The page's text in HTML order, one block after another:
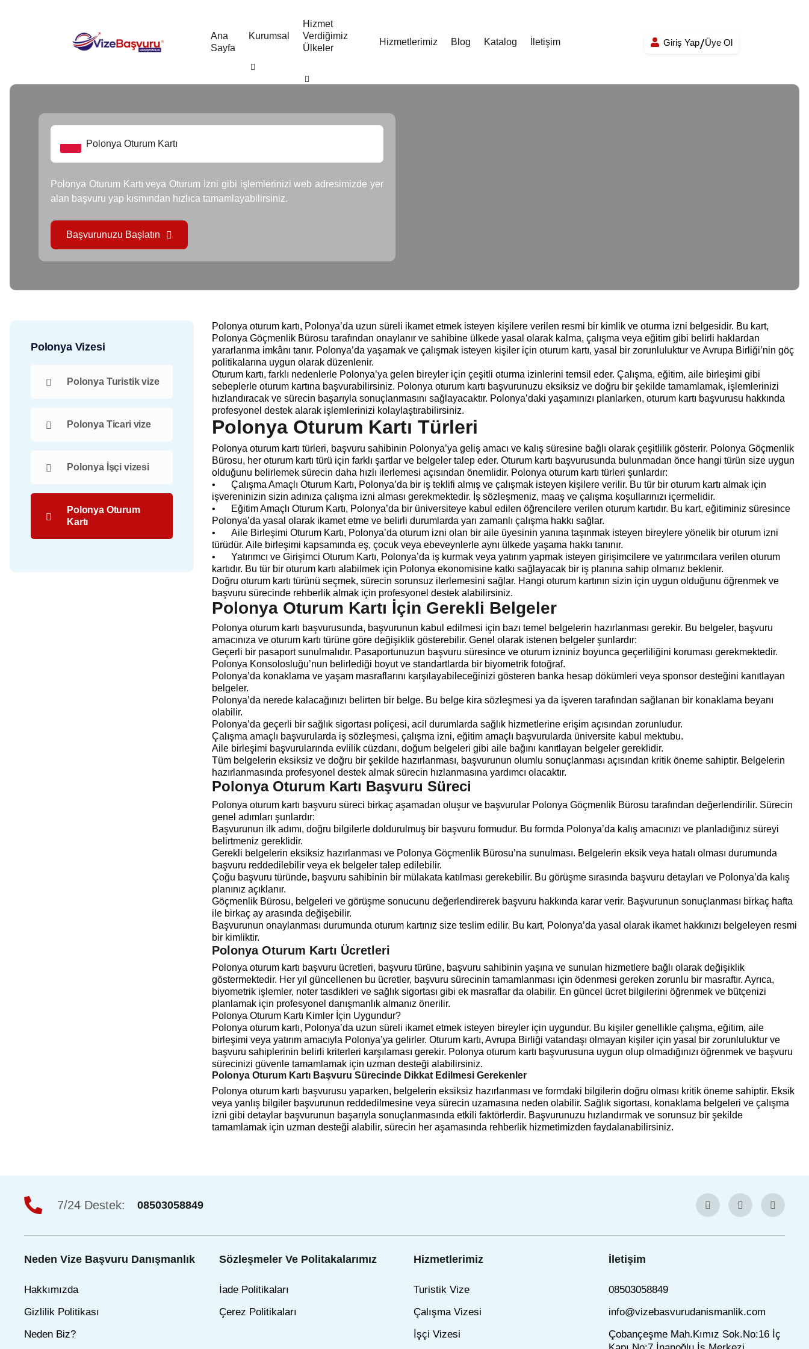
Ana
Sayfa
Kurumsal
Hizmet
Verdiğimiz
Ülkeler
Hizmetlerimiz Blog Katalog İletişim Giriş Yap Üye Ol
Polonya Oturum Kartı
Polonya Oturum Kartı veya Oturum İzni gibi işlemlerinizi web adresimizde yer
alan başvuru yap kısmından hızlıca tamamlayabilirsiniz.
Başvurunuzu Başlatın
Polonya Vizesi
Polonya Turistik vize
Polonya Ticari vize
Polonya İşçi vizesi
Polonya Oturum
Kartı
Polonya oturum kartı, Polonya’da uzun süreli ikamet etmek isteyen kişilere verilen resmi bir kimlik ve oturma izni belgesidir. Bu kart,
Polonya Göçmenlik Bürosu tarafından onaylanır ve sahibine ülkede yasal olarak kalma, çalışma veya eğitim gibi belirli haklardan
yararlanma imkânı tanır. Polonya’da yaşamak ve çalışmak isteyen kişiler için oturum kartı, yasal bir zorunluluktur ve Avrupa Birliği’nin göç
politikalarına uygun olarak düzenlenir.
Oturum kartı, farklı nedenlerle Polonya’ya gelen bireyler için çeşitli oturma izinlerini temsil eder. Çalışma, eğitim, aile birleşimi gibi
sebeplerle oturum kartına başvurabilirsiniz. Polonya oturum kartı başvurunuzu eksiksiz ve doğru bir şekilde tamamlamak, işlemlerinizi
hızlandıracak ve sürecin başarıyla sonuçlanmasını sağlayacaktır. Polonya’daki yaşamınızı planlarken, oturum kartı başvurusu hakkında
profesyonel destek alarak işlemlerinizi kolaylaştırabilirsiniz.
Polonya Oturum Kartı Türleri
Polonya oturum kartı türleri, başvuru sahibinin Polonya’ya geliş amacı ve kalış süresine bağlı olarak çeşitlilik gösterir. Polonya Göçmenlik
Bürosu, her oturum kartı türü için farklı şartlar ve belgeler talep eder. Oturum kartı başvurusunda bulunmadan önce hangi türün size uygun
olduğunu belirlemek sürecin daha hızlı ilerlemesi açısından önemlidir. Polonya oturum kartı türleri şunlardır:
•
Çalışma Amaçlı Oturum Kartı, Polonya’da bir iş teklifi almış ve çalışmak isteyen kişilere verilir. Bu tür bir oturum kartı almak için
işvereninizin sizin adınıza çalışma izni alması gerekmektedir. İş sözleşmeniz, maaş ve çalışma koşullarınızı içermelidir.
•
Eğitim Amaçlı Oturum Kartı, Polonya’da bir üniversiteye kabul edilen öğrencilere verilen oturum kartıdır. Bu kart, eğitiminiz süresince
Polonya’da yasal olarak ikamet etme ve belirli durumlarda yarı zamanlı çalışma hakkı sağlar.
•
Aile Birleşimi Oturum Kartı, Polonya’da oturum izni olan bir aile üyesinin yanına taşınmak isteyen bireylere yönelik bir oturum izni
türüdür. Aile birleşimi kapsamında eş, çocuk veya ebeveynlerle aynı ülkede yaşama hakkı tanınır.
•
Yatırımcı ve Girişimci Oturum Kartı, Polonya’da iş kurmak veya yatırım yapmak isteyen girişimcilere ve yatırımcılara verilen oturum
kartıdır. Bu tür bir oturum kartı alabilmek için Polonya ekonomisine katkı sağlayacak bir iş planına sahip olmanız beklenir.
Doğru oturum kartı türünü seçmek, sürecin sorunsuz ilerlemesini sağlar. Hangi oturum kartının sizin için uygun olduğunu öğrenmek ve
başvuru sürecinde rehberlik almak için profesyonel destek alabilirsiniz.
Polonya Oturum Kartı İçin Gerekli Belgeler
Polonya oturum kartı başvurusunda, başvurunun kabul edilmesi için bazı temel belgelerin hazırlanması gerekir. Bu belgeler, başvuru
amacınıza ve oturum kartı türüne göre değişiklik gösterebilir. Genel olarak istenen belgeler şunlardır:
Geçerli bir pasaport sunulmalıdır. Pasaportunuzun başvuru süresince ve oturum izniniz boyunca geçerliliğini koruması gerekmektedir.
Polonya Konsolosluğu’nun belirlediği boyut ve standartlarda bir biyometrik fotoğraf.
Polonya’da konaklama ve yaşam masraflarını karşılayabileceğinizi gösteren banka hesap dökümleri veya sponsor desteğini kanıtlayan
belgeler.
Polonya’da nerede kalacağınızı belirten bir belge. Bu belge kira sözleşmesi ya da işveren tarafından sağlanan bir konaklama beyanı
olabilir.
Polonya’da geçerli bir sağlık sigortası poliçesi, acil durumlarda sağlık hizmetlerine erişim açısından zorunludur.
Çalışma amaçlı başvurularda iş sözleşmesi, çalışma izni, eğitim amaçlı başvurularda üniversite kabul mektubu.
Aile birleşimi başvurularında evlilik cüzdanı, doğum belgeleri gibi aile bağını kanıtlayan belgeler gereklidir.
Tüm belgelerin eksiksiz ve doğru bir şekilde hazırlanması, başvurunun olumlu sonuçlanması açısından kritik öneme sahiptir. Belgelerin
hazırlanmasında profesyonel destek almak sürecin hızlanmasına yardımcı olacaktır.
Polonya Oturum Kartı Başvuru Süreci
Polonya oturum kartı başvuru süreci birkaç aşamadan oluşur ve başvurular Polonya Göçmenlik Bürosu tarafından değerlendirilir. Sürecin
genel adımları şunlardır:
Başvurunun ilk adımı, doğru bilgilerle doldurulmuş bir başvuru formudur. Bu formda Polonya’da kalış amacınızı ve planladığınız süreyi
belirtmeniz gereklidir.
Gerekli belgelerin eksiksiz hazırlanması ve Polonya Göçmenlik Bürosu’na sunulması. Belgelerin eksik veya hatalı olması durumunda
başvuru reddedilebilir veya ek belgeler talep edilebilir.
Çoğu başvuru türünde, başvuru sahibinin bir mülakata katılması gerekebilir. Bu görüşme sırasında başvuru detayları ve Polonya’da kalış
planınız açıklanır.
Göçmenlik Bürosu, belgeleri ve görüşme sonucunu değerlendirerek başvuru hakkında karar verir. Başvurunun sonuçlanması birkaç hafta
ile birkaç ay arasında değişebilir.
Başvurunun onaylanması durumunda oturum kartınız size teslim edilir. Bu kart, Polonya’da yasal olarak ikamet hakkınızı belgeleyen resmi
bir kimliktir.
Polonya Oturum Kartı Ücretleri
Polonya oturum kartı başvuru ücretleri, başvuru türüne, başvuru sahibinin yaşına ve sunulan hizmetlere bağlı olarak değişiklik
göstermektedir. Her yıl güncellenen bu ücretler, başvuru sürecinin tamamlanması için ödenmesi gereken zorunlu bir masraftır. Ayrıca,
biyometrik işlemler, noter tasdikleri ve sağlık sigortası gibi ek masraflar da olabilir. En güncel ücret bilgilerini öğrenmek ve bütçenizi
planlamak için profesyonel danışmanlık almanız önerilir.
Polonya Oturum Kartı Kimler İçin Uygundur?
Polonya oturum kartı, Polonya’da uzun süreli ikamet etmek isteyen bireyler için uygundur. Bu kişiler genellikle çalışma, eğitim, aile
birleşimi veya yatırım amacıyla Polonya’ya gelirler. Oturum kartı, Avrupa Birliği vatandaşı olmayan kişiler için yasal bir zorunluluktur ve
başvuru sahiplerinin belirli kriterleri karşılaması gerekir. Polonya oturum kartı başvurusuna uygun olup olmadığınızı öğrenmek ve başvuru
sürecinizi güvenle tamamlamak için uzman desteği alabilirsiniz.
Polonya Oturum Kartı Başvuru Sürecinde Dikkat Edilmesi Gerekenler
Polonya oturum kartı başvurusu yaparken, belgelerin eksiksiz hazırlanması ve formdaki bilgilerin doğru olması kritik öneme sahiptir. Eksik
veya yanlış bilgiler başvurunun reddedilmesine veya sürecin uzamasına neden olabilir. Sağlık sigortası, konaklama belgeleri ve çalışma
izni gibi detaylar başvurunun başarıyla sonuçlanmasında etkili faktörlerdir. Başvurunuzu hızlandırmak ve sorunsuz bir şekilde
tamamlamak için uzman desteği alabilir, sürecin her aşamasında rehberlik hizmetimizden faydalanabilirsiniz.
7/24 Destek: 08503058849
Neden Vize Başvuru Danışmanlık
Hakkımızda
Gizlilik Politikası
Neden Biz?
Sözleşmeler Ve Politakalarımız
İade Politikaları
Çerez Politikaları
Hizmetlerimiz
Turistik Vize
Çalışma Vizesi
İşçi Vizesi
İletişim
08503058849
info@vizebasvurudanismanlik.com
Çobançeşme Mah.Kımız Sok.No:16 İç